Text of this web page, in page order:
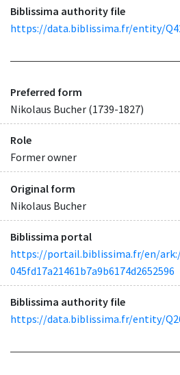
Biblissima authority file
https://data.biblissima.fr/entity/
Preferred form
Nikolaus Bucher (1739-1827)
Role
Former owner
Original form
Nikolaus Bucher
Biblissima portal
https://portail.biblissima.fr/en/ark:/
045fd17a21461b7a9b6174d2652596
Biblissima authority file
https://data.biblissima.fr/entity/